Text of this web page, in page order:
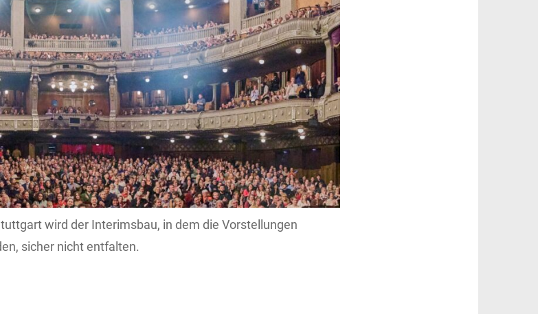
wird der Interimsbau, in dem die Vorstellungen
sicher nicht entfalten.